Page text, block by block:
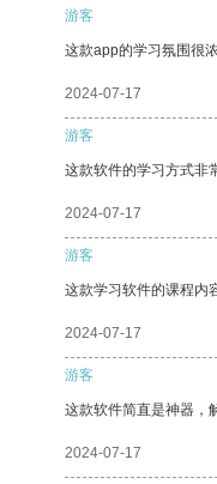
游客
这款app的学习氛围很
2024-07-17
游客
这款软件的学习方式非
2024-07-17
游客
这款学习软件的课程内
2024-07-17
游客
这款软件简直是神器，
2024-07-17